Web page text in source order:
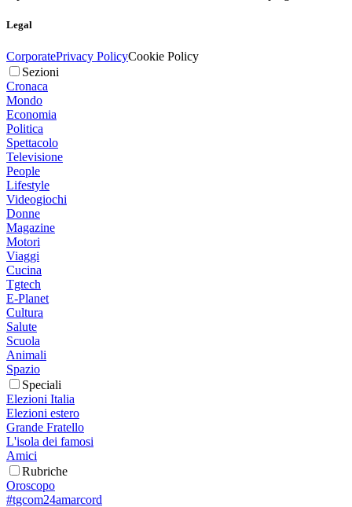
Legal
CorporatePrivacy PolicyCookie Policy
Sezioni
Cronaca
Mondo
Economia
Politica
Spettacolo
Televisione
People
Lifestyle
Videogiochi
Donne
Magazine
Motori
Viaggi
Cucina
Tgtech
E-Planet
Cultura
Salute
Scuola
Animali
Spazio
Speciali
Elezioni Italia
Elezioni estero
Grande Fratello
L'isola dei famosi
Amici
Rubriche
Oroscopo
#tgcom24amarcord